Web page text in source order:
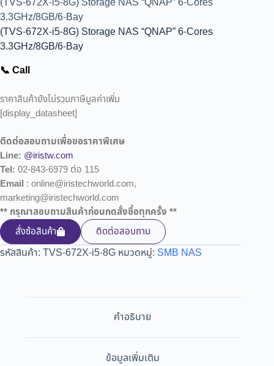
3.3GHz/8GB/6-Bay
(TVS-672X-i5-8G) Storage NAS “QNAP” 6-Cores
3.3GHz/8GB/6-Bay
📞 Call
ราคาสินค้ายังไม่รวมภาษีมูลค่าเพิ่ม
[display_datasheet]
ติดต่อสอบถามเพื่อขอราคาพิเศษ
Line: @iristw.com
Tel: 02-843-6979 ต่อ 115
Email : online@iristechworld.com,
marketing@iristechworld.com
** กรุณาสอบถามสินค้าก่อนกดสั่งซื้อทุกครั้ง **
สั่งซ้อสินค้า
ติดต่อสอบถาม
รหัสสินค้า: TVS-672X-i5-8G หมวดหมู่: SMB NAS
คำอธิบาย
ข้อมูลเพิ่มเติม